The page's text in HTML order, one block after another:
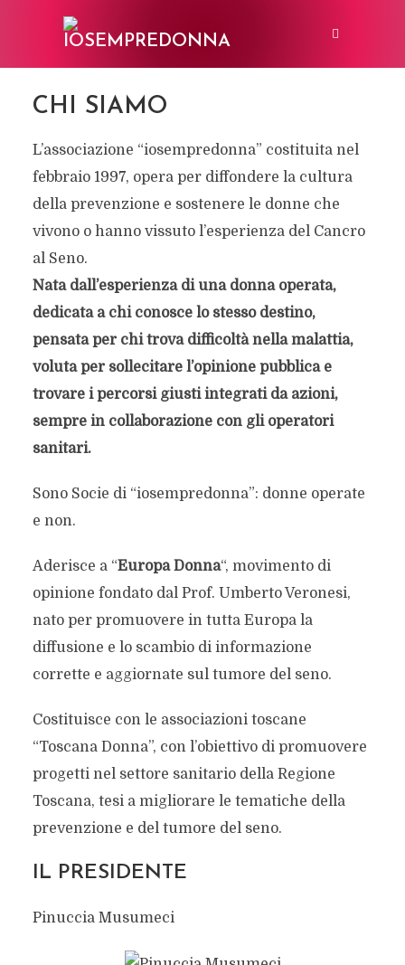
CHI SIAMO
L’associazione “iosempredonna” costituita nel
febbraio 1997, opera per diffondere la cultura
della prevenzione e sostenere le donne che
vivono o hanno vissuto l’esperienza del Cancro
al Seno.
Nata dall’esperienza di una donna operata,
dedicata a chi conosce lo stesso destino,
pensata per chi trova difficoltà nella malattia,
voluta per sollecitare l’opinione pubblica e
trovare i percorsi giusti integrati da azioni,
sempre in collaborazione con gli operatori
sanitari.
Sono Socie di “iosempredonna”: donne operate
e non.
Aderisce a “Europa Donna“, movimento di
opinione fondato dal Prof. Umberto Veronesi,
nato per promuovere in tutta Europa la
diffusione e lo scambio di informazione
corrette e aggiornate sul tumore del seno.
Costituisce con le associazioni toscane
“Toscana Donna”, con l’obiettivo di promuovere
progetti nel settore sanitario della Regione
Toscana, tesi a migliorare le tematiche della
prevenzione e del tumore del seno.
IL PRESIDENTE
Pinuccia Musumeci